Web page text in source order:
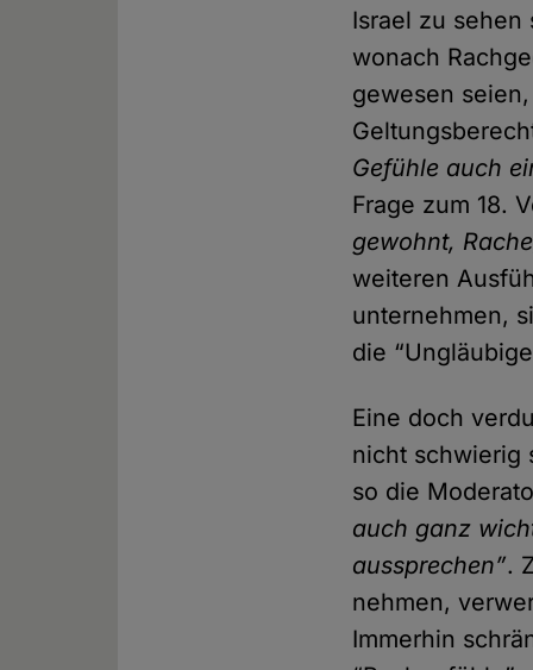
Israel zu sehen
wonach
gewesen
Gefühle auch
Frage zum 18.
gewohnt,
weiteren
unternehmen,
die
Eine doch
nicht schwierig
so die
auch ganz
aussprechen”.
nehmen,
Immerhin